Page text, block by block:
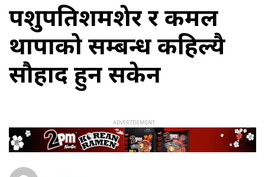
पशुपतिशमशेर र कमल
थापाको सम्बन्ध कहिल्यै
सौहार्द हुन सकेन